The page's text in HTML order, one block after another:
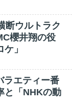
断ウルトラク
櫻井翔の役
」
ラエティー番
と「NHKの動